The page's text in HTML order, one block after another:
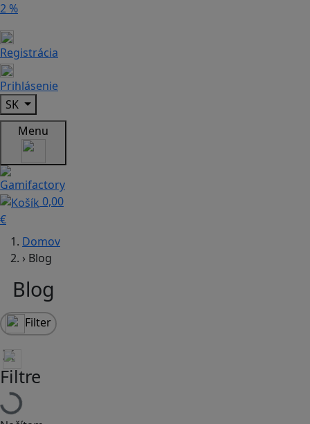
2 %
Registrácia
Prihlásenie
SK
Menu
0,00
€
Domov
› Blog
Blog
Filter
Filtre